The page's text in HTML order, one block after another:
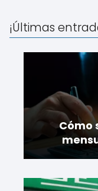
¡Últimas
Cómo